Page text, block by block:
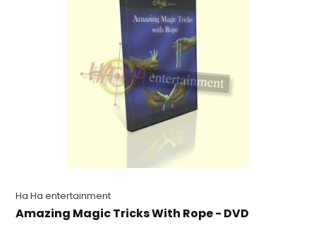
Ha Ha entertainment
Amazing Magic Tricks With Rope - DVD